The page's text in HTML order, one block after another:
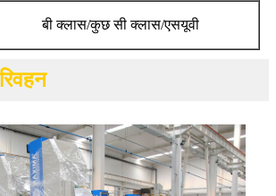
बी क्लास/कुछ सी क्लास/एसयूवी